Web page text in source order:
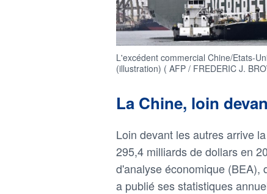
L'excédent commercial Chine/Etats-
(illustration) ( AFP / FREDERIC J.
La Chine, loin
Loin devant les autres arrive
295,4 milliards de dollars en
d'analyse économique (BEA),
a publié ses statistiques